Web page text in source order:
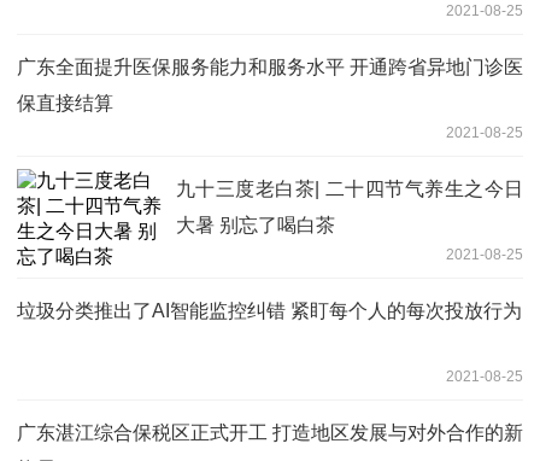
2021-08-25
广东全面提升医保服务能力和服务水平 开通跨省异地门诊医
保直接结算
2021-08-25
九十三度老白茶| 二十四节气养生之今日
大暑 别忘了喝白茶
2021-08-25
垃圾分类推出了AI智能监控纠错 紧盯每个人的每次投放行为
2021-08-25
广东湛江综合保税区正式开工 打造地区发展与对外合作的新